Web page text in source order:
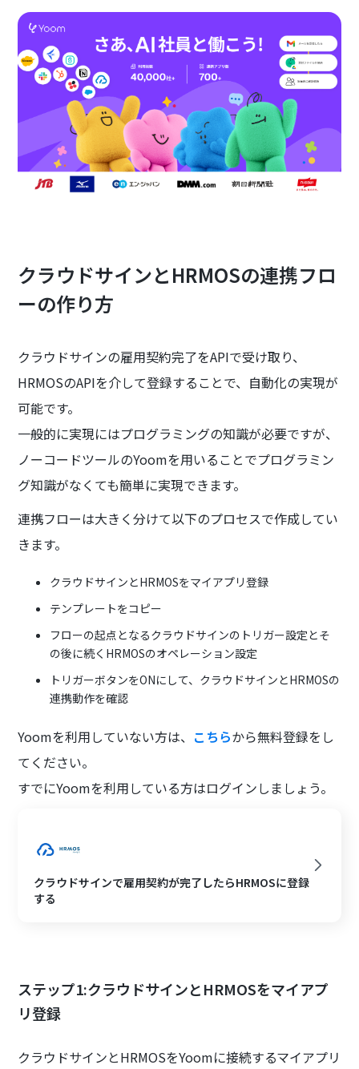
クラウドサインとHRMOSの連携フロ
ーの作り方
クラウドサインの雇用契約完了をAPIで受け取り、
HRMOSのAPIを介して登録することで、自動化の実現が
可能です。
一般的に実現にはプログラミングの知識が必要ですが、
ノーコードツールのYoomを用いることでプログラミン
グ知識がなくても簡単に実現できます。
連携フローは大きく分けて以下のプロセスで作成してい
きます。
クラウドサインとHRMOSをマイアプリ登録
テンプレートをコピー
フローの起点となるクラウドサインのトリガー設定とそ
の後に続くHRMOSのオペレーション設定
トリガーボタンをONにして、クラウドサインとHRMOSの
連携動作を確認
Yoomを利用していない方は、 こちらから無料登録をし
てください。
すでにYoomを利用している方はログインしましょう。
クラウドサインで雇用契約が完了したらHRMOSに登録
する
ステップ1:クラウドサインとHRMOSをマイアプ
リ登録
クラウドサインとHRMOSをYoomに接続するマイアプリ